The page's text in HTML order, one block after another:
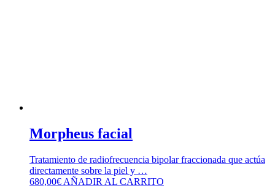
Morpheus facial
Tratamiento de radiofrecuencia bipolar fraccionada que actúa
directamente sobre la piel y …
680,00€ AÑADIR AL CARRITO